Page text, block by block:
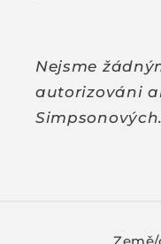
Nejsme
autorizováni
Simpsonových.